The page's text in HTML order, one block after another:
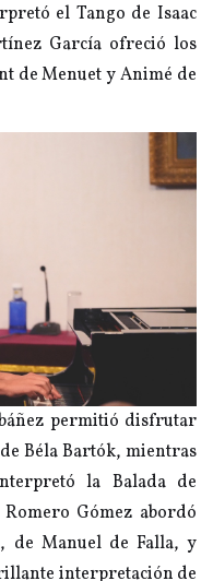
el Tango de Isaac
García ofreció los
de Menuet y Animé de
permitió disfrutar
Béla Bartók, mientras
la Balada de
Gómez abordó
de Manuel de Falla, y
interpretación de